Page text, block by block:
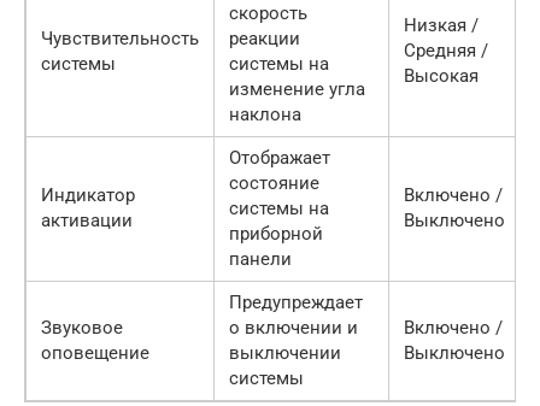
Чувствительность
системы
скорость
реакции
системы на
изменение угла
наклона
Низкая /
Средняя /
Высокая
Индикатор
активации
Отображает
состояние
системы на
приборной
панели
Включено /
Выключено
Звуковое
оповещение
Предупреждает
о включении и
выключении
системы
Включено /
Выключено